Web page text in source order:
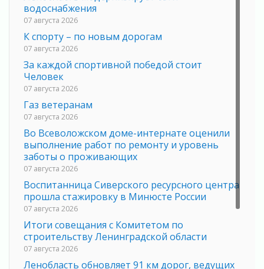
водоснабжения
07 августа 2026
К спорту – по новым дорогам
07 августа 2026
За каждой спортивной победой стоит
Человек
07 августа 2026
Газ ветеранам
07 августа 2026
Во Всеволожском доме-интернате оценили
выполнение работ по ремонту и уровень
заботы о проживающих
07 августа 2026
Воспитанница Сиверского ресурсного центра
прошла стажировку в Минюсте России
07 августа 2026
Итоги совещания с Комитетом по
строительству Ленинградской области
07 августа 2026
Ленобласть обновляет 91 км дорог, ведущих